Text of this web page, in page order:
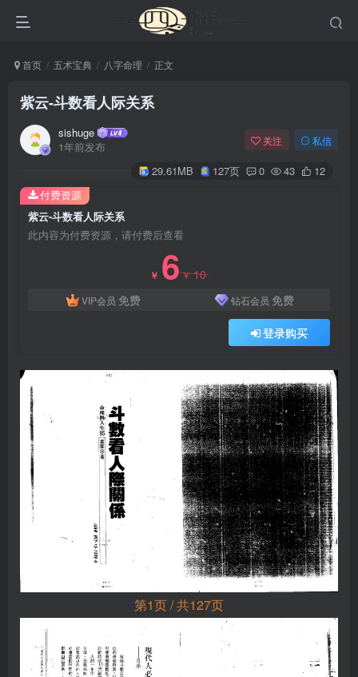
首页 五术宝典 八字命理 正文
紫云-斗数看人际关系
sishuge
1年前发布
关注 私信
29.61MB 127页 0 43 12
紫云-斗数看人际关系
此内容为付费资源，请付费后查看
￥ 6￥10
VIP会员 免费 钻石会员 免费
登录购买
付费资源
第1页 / 共127页